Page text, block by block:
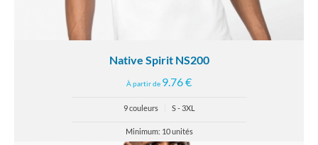
Native Spirit NS200
À partir de 9.76 €
9 couleurs S - 3XL
Minimum: 10 unités